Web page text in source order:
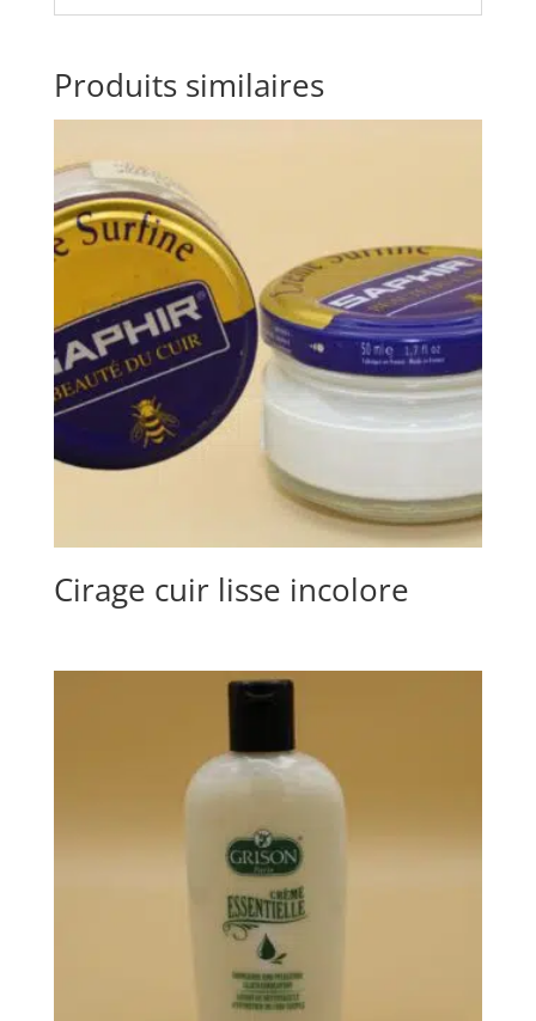
Produits similaires
Cirage cuir lisse incolore